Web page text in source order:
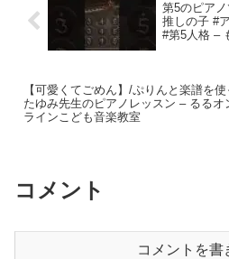
第5のピア
推しの子 #
#第5人格 –
【可愛くてごめん】/ぷりんと楽譜を使
たゆみ先生のピアノレッスン – るるオ
ラインこども音楽教室
コメント
コメントを書